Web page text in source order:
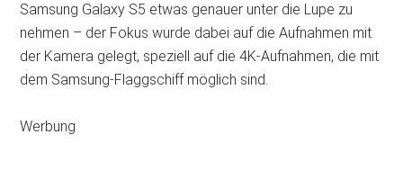
Samsung Galaxy S5 etwas genauer unter die Lupe zu
nehmen – der Fokus wurde dabei auf die Aufnahmen mit
der Kamera gelegt, speziell auf die 4K-Aufnahmen, die mit
dem Samsung-Flaggschiff möglich sind.
Werbung